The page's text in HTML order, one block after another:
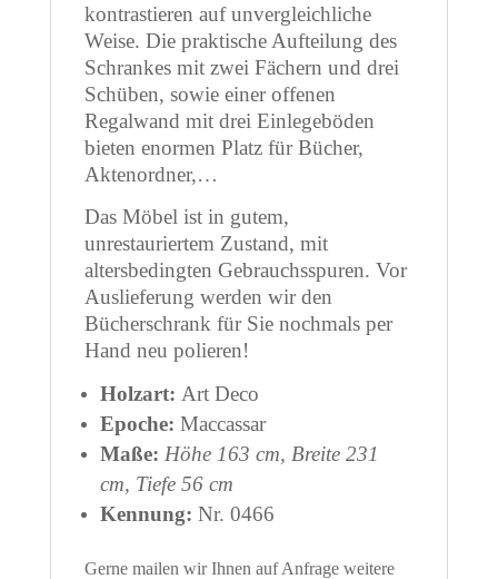
kontrastieren auf unvergleichliche
Weise. Die praktische Aufteilung des
Schrankes mit zwei Fächern und drei
Schüben, sowie einer offenen
Regalwand mit drei Einlegeböden
bieten enormen Platz für Bücher,
Aktenordner,…
Das Möbel ist in gutem,
unrestauriertem Zustand, mit
altersbedingten Gebrauchsspuren. Vor
Auslieferung werden wir den
Bücherschrank für Sie nochmals per
Hand neu polieren!
Holzart: Art Deco
Epoche: Maccassar
Maße: Höhe 163 cm, Breite 231
cm, Tiefe 56 cm
Kennung: Nr. 0466
Gerne mailen wir Ihnen auf Anfrage weitere